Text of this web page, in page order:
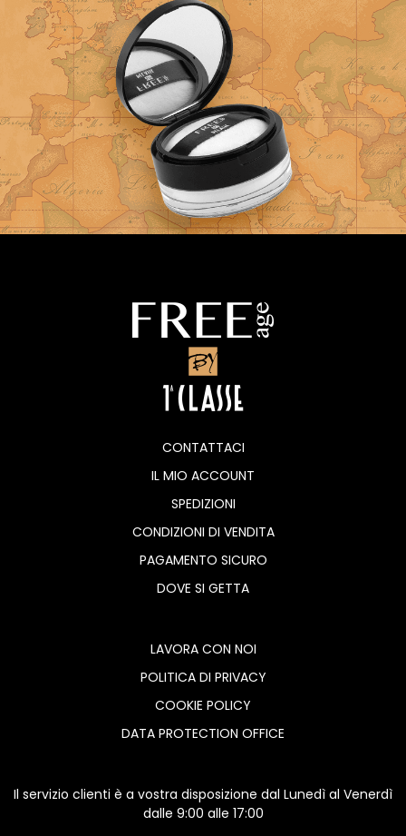
CONTATTACI
IL MIO ACCOUNT
SPEDIZIONI
CONDIZIONI DI VENDITA
PAGAMENTO SICURO
DOVE SI GETTA
LAVORA CON NOI
POLITICA DI PRIVACY
COOKIE POLICY
DATA PROTECTION OFFICE
Il servizio clienti è a vostra disposizione dal Lunedì al Venerdì
dalle 9:00 alle 17:00